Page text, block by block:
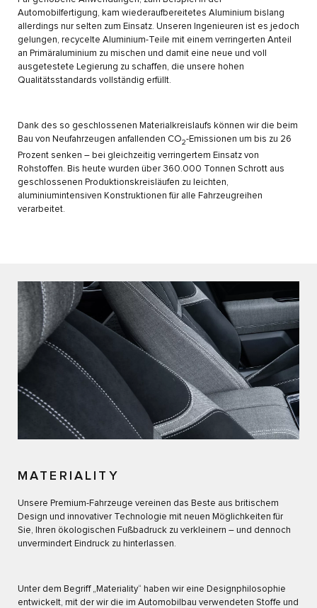
Automobilfertigung, kam wiederaufbereitetes Aluminium bislang
allerdings nur selten zum Einsatz. Unseren Ingenieuren ist es jedoch
gelungen, recycelte Aluminium-Teile mit einem verringerten Anteil
an Primäraluminium zu mischen und damit eine neue und voll
ausgetestete Legierung zu schaffen, die unsere hohen
Qualitätsstandards vollständig erfüllt.
Dank des so geschlossenen Materialkreislaufs können wir die beim
Bau von Neufahrzeugen anfallenden CO2-Emissionen um bis zu 26
Prozent senken – bei gleichzeitig verringertem Einsatz von
Rohstoffen. Bis heute wurden über 360.000 Tonnen Schrott aus
geschlossenen Produktionskreisläufen zu leichten,
aluminiumintensiven Konstruktionen für alle Fahrzeugreihen
verarbeitet.
MATERIALITY
Unsere Premium-Fahrzeuge vereinen das Beste aus britischem
Design und innovativer Technologie mit neuen Möglichkeiten für
Sie, Ihren ökologischen Fußbadruck zu verkleinern – und dennoch
unvermindert Eindruck zu hinterlassen.
Unter dem Begriff „Materiality“ haben wir eine Designphilosophie
entwickelt, mit der wir die im Automobilbau verwendeten Stoffe und